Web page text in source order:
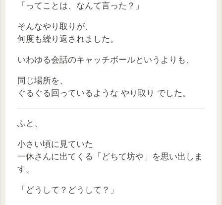
「ってことは、なんて言った？」
そんなやり取りが、
何度も繰り返されました。
いわゆる会話のキャッチボールというよりも、
同じ場所を、
ぐるぐる回っているような やり取り でした。
ふと、
小さい頃に見ていた
一休さんに出てくる「どちて坊や」を思い出しま
す。
「どうして？どうして？」